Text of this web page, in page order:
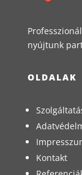
nyújtunk
OLDALAK
Kontakt